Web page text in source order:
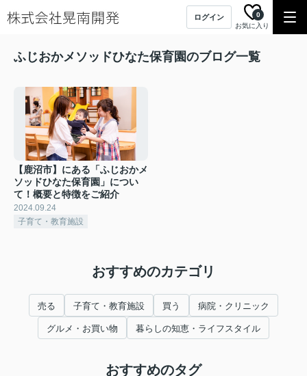
ログイン
お気に入り
0
ふじおかメソッドひなた保育園のブログ一覧
【鹿沼市】にある「ふじおかメ
ソッドひなた保育園」につい
て！概要と特徴をご紹介
2024.09.24
子育て・教育施設
おすすめのカテゴリ
売る 子育て・教育施設 買う 病院・クリニック
グルメ・お買い物 暮らしの知恵・ライフスタイル
おすすめのタグ